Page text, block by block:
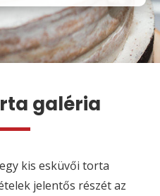
galéria
kis esküvői torta
jelentős részét az